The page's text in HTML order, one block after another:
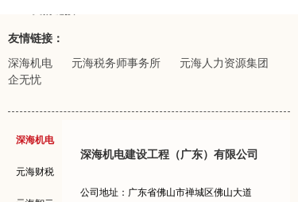
深海机电
元海财税
深海机电建设工程（广东）有限公司
公司地址：广东省佛山市禅城区佛山大道
友情链接：
深海机电
元海税务师事务所
元海人力资源集团
企无忧